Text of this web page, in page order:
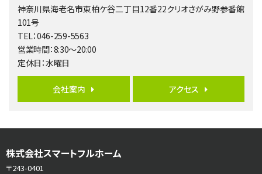
バ19分・ 歩8分
開放感があり日当たり良好な南西・北西角地区画。 …
第6位
4ＳＬＤＫ
海老名駅
神奈川県海老名市東柏ケ谷二丁目12番22クリオさがみ野参番館
101号
TEL：046-259-5563
営業時間：8:30～20:00
定休日：水曜日
会社案内 アクセス
株式会社スマートフルホーム
〒243-0401